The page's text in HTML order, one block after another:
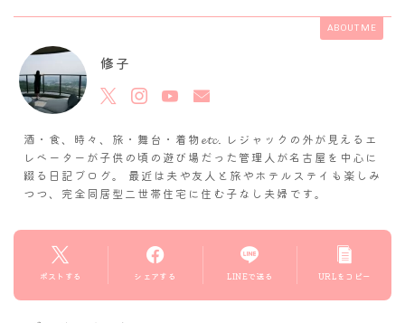
ABOUT ME
修子
酒・食、時々、旅・舞台・着物𝓮𝓽𝓬. レジャックの外が見えるエ
レベーターが子供の頃の遊び場だった管理人が名古屋を中心に
綴る日記ブログ。 最近は夫や友人と旅やホテルステイも楽しみ
つつ、完全同居型二世帯住宅に住む子なし夫婦です。
ポストする シェアする LINEで送る URLをコピー